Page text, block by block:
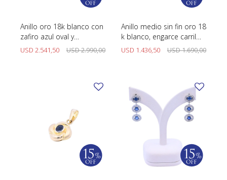
Anillo oro 18k blanco con
zafiro azul oval y
brillantes.
USD 2.541,50 USD2.990,00
Anillo medio sin fin oro 18
k blanco, engarce carril
con brillantes y zafiros
USD 1.436,50 USD1.690,00